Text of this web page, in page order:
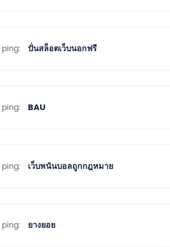
ปั่นสล็อตเว็บนอกฟรี
BAU
เว็บพนันบอลถูกกฎหมาย
ยางยอย